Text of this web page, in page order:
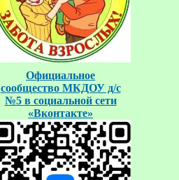
Официальное
сообщество МКДОУ д/с
№5 в социальной сети
«Вконтакте»